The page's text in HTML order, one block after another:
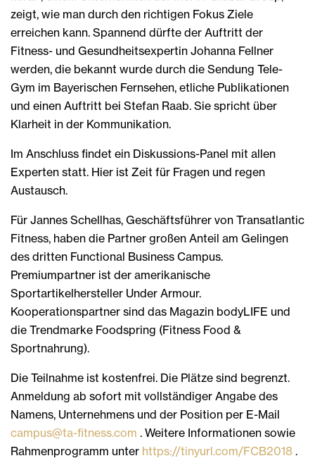
zeigt, wie man durch den richtigen Fokus Ziele
erreichen kann. Spannend dürfte der Auftritt der
Fitness- und Gesundheitsexpertin Johanna Fellner
werden, die bekannt wurde durch die Sendung Tele-
Gym im Bayerischen Fernsehen, etliche Publikationen
und einen Auftritt bei Stefan Raab. Sie spricht über
Klarheit in der Kommunikation.
Im Anschluss findet ein Diskussions-Panel mit allen
Experten statt. Hier ist Zeit für Fragen und regen
Austausch.
Für Jannes Schellhas, Geschäftsführer von Transatlantic
Fitness, haben die Partner großen Anteil am Gelingen
des dritten Functional Business Campus.
Premiumpartner ist der amerikanische
Sportartikelhersteller Under Armour.
Kooperationspartner sind das Magazin bodyLIFE und
die Trendmarke Foodspring (Fitness Food &
Sportnahrung).
Die Teilnahme ist kostenfrei. Die Plätze sind begrenzt.
Anmeldung ab sofort mit vollständiger Angabe des
Namens, Unternehmens und der Position per E-Mail
campus@ta-fitness.com . Weitere Informationen sowie
Rahmenprogramm unter https://tinyurl.com/FCB2018 .